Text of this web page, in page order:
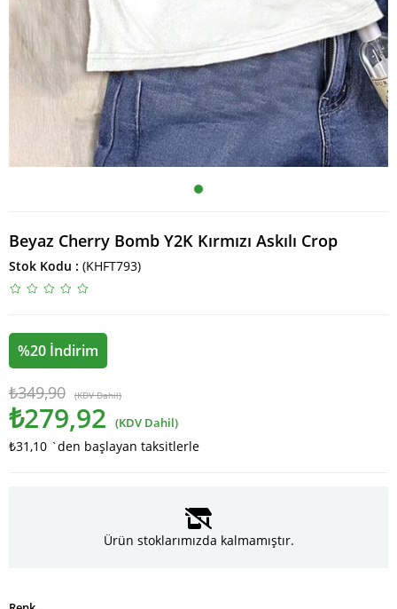
Beyaz Cherry Bomb Y2K Kırmızı Askılı Crop
Stok Kodu (KHFT793)
%20 İndirim
₺349,90 (KDV Dahil)
₺279,92 (KDV Dahil)
₺31,10 `den başlayan taksitlerle
Ürün stoklarımızda kalmamıştır.